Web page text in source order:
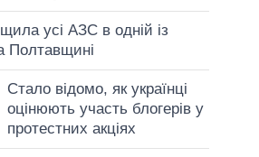
усі АЗС в одній із
Полтавщині
Стало відомо, як українці
оцінюють участь блогерів у
протестних акціях